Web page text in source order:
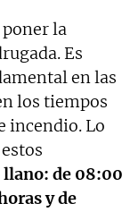
la
Es
en las
los tiempos
incendio. Lo
de 08:00
y de